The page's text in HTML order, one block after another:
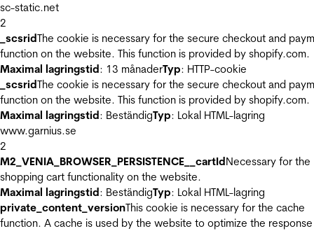
sc-static.net
2
_scsridThe cookie is necessary for the secure checkout and
function on the website. This function is provided by shopify.com.
Maximal lagringstid: 13 månaderTyp: HTTP-cookie
_scsridThe cookie is necessary for the secure checkout and
function on the website. This function is provided by shopify.com.
Maximal lagringstid: BeständigTyp: Lokal HTML-lagring
www.garnius.se
2
M2_VENIA_BROWSER_PERSISTENCE__cartIdNecessary for the
shopping cart functionality on the website.
Maximal lagringstid: BeständigTyp: Lokal HTML-lagring
private_content_versionThis cookie is necessary for the cache
function. A cache is used by the website to optimize the